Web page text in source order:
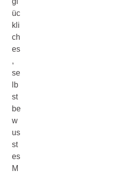
üc
kli
ch
es
,
se
lb
st
be
w
us
st
es
M